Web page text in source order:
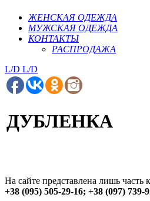
ЖЕНСКАЯ ОДЕЖДА
МУЖСКАЯ ОДЕЖДА
КОНТАКТЫ
РАСПРОДАЖА
L/D L/D
ДУБЛЕНКА
На сайте представлена лишь часть
+38 (095) 505-29-16; +38 (097) 739-